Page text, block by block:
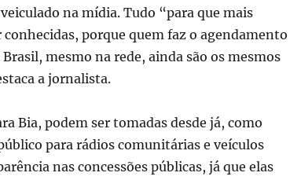
na mídia. Tudo “para que mais
conhecidas, porque quem faz o agendamento
mesmo na rede, ainda são os mesmos
a jornalista.
Bia, podem ser tomadas desde já, como
para rádios comunitárias e veículos
nas concessões públicas, já que elas